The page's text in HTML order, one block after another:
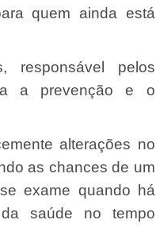
quem ainda está
responsável pelos
a prevenção e o
alterações no
as chances de um
exame quando há
saúde no tempo